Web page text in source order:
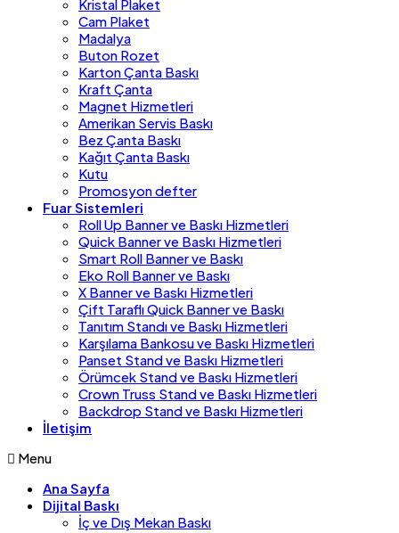
Kristal Plaket
Cam Plaket
Madalya
Buton Rozet
Karton Çanta Baskı
Kraft Çanta
Magnet Hizmetleri
Amerikan Servis Baskı
Bez Çanta Baskı
Kağıt Çanta Baskı
Kutu
Promosyon defter
Fuar Sistemleri
Roll Up Banner ve Baskı Hizmetleri
Quick Banner ve Baskı Hizmetleri
Smart Roll Banner ve Baskı
Eko Roll Banner ve Baskı
X Banner ve Baskı Hizmetleri
Çift Taraflı Quick Banner ve Baskı
Tanıtım Standı ve Baskı Hizmetleri
Karşılama Bankosu ve Baskı Hizmetleri
Panset Stand ve Baskı Hizmetleri
Örümcek Stand ve Baskı Hizmetleri
Crown Truss Stand ve Baskı Hizmetleri
Backdrop Stand ve Baskı Hizmetleri
İletişim
Menu
Ana Sayfa
Dijital Baskı
İç ve Dış Mekan Baskı